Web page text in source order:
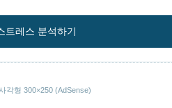
트레스 분석하기
각형 300×250 (AdSense)